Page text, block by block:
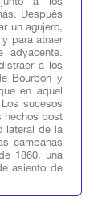
Después
un agujero,
para atraer
a los
Bourbon y
en aquel
sucesos
hechos post
lateral de la
campanas
1860, una
asiento de